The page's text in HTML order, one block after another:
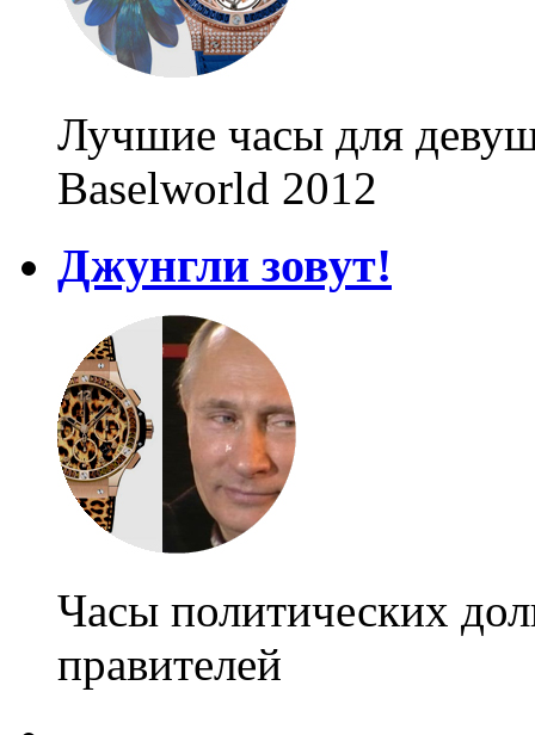
Лучшие часы для
Baselworld 2012
Джунгли зовут!
Часы политических
правителей